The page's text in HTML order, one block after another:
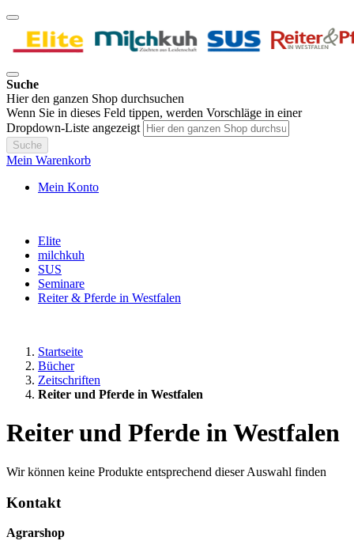
Suche
Hier den ganzen Shop durchsuchen
Wenn Sie in dieses Feld tippen, werden Vorschläge in einer
Dropdown-Liste angezeigt
Suche
Mein Warenkorb
Mein Konto
Elite
milchkuh
SUS
Seminare
Reiter & Pferde in Westfalen
Startseite
Bücher
Zeitschriften
Reiter und Pferde in Westfalen
Reiter und Pferde in Westfalen
Wir können keine Produkte entsprechend dieser Auswahl finden
Kontakt
Agrarshop